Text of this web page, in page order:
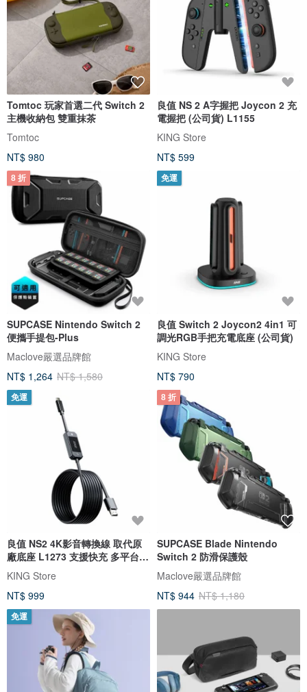
Tomtoc 玩家首選二代 Switch 2
主機收納包 雙重抹茶
Tomtoc
NT$ 980
良值 NS 2 A字握把 Joycon 2 充
電握把 (公司貨) L1155
KING Store
NT$ 599
8 折
SUPCASE Nintendo Switch 2
便攜手提包-Plus
Maclove嚴選品牌館
NT$ 1,264 NT$ 1,580
免運
良值 Switch 2 Joycon2 4in1 可
調光RGB手把充電底座 (公司貨)
KING Store
NT$ 790
免運
良值 NS2 4K影音轉換線 取代原
廠底座 L1273 支援快充 多平台適
用
KING Store
NT$ 999
8 折
SUPCASE Blade Nintendo
Switch 2 防滑保護殼
Maclove嚴選品牌館
NT$ 944 NT$ 1,180
免運